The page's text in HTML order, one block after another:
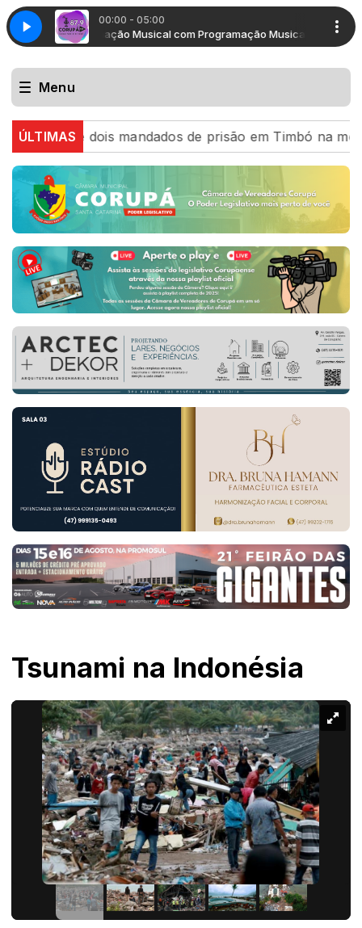
00:00 - 05:00
Programação Musical com Programação Musical
Menu
ÚLTIMAS
dois mandados de prisão em Timbó na mesma tarde
Tsunami na Indonésia